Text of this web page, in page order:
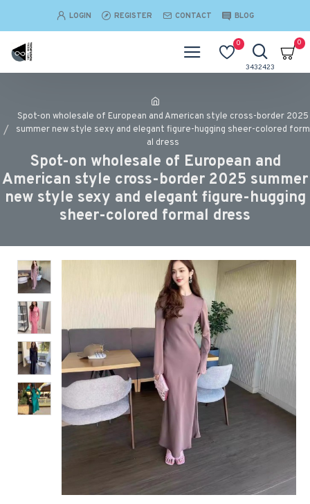
LOGIN REGISTER CONTACT BLOG
0 0
Spot-on wholesale of European and American style cross-border 2025
summer new style sexy and elegant figure-hugging sheer-colored form
al dress
Spot-on wholesale of European and
American style cross-border 2025 summer
new style sexy and elegant figure-hugging
sheer-colored formal dress